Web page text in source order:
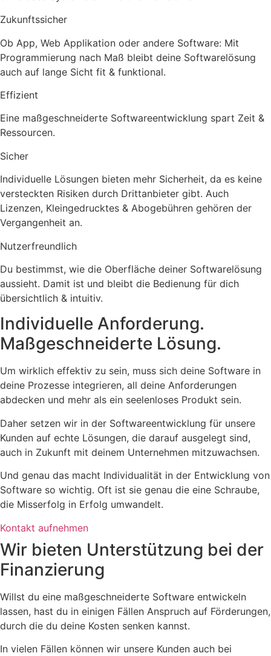
Zukunftssicher
Ob App, Web Applikation oder andere Software: Mit
Programmierung nach Maß bleibt deine Softwarelösung
auch auf lange Sicht fit & funktional.
Effizient
Eine maßgeschneiderte Softwareentwicklung spart Zeit &
Ressourcen.
Sicher
Individuelle Lösungen bieten mehr Sicherheit, da es keine
versteckten Risiken durch Drittanbieter gibt. Auch
Lizenzen, Kleingedrucktes & Abogebühren gehören der
Vergangenheit an.
Nutzerfreundlich
Du bestimmst, wie die Oberfläche deiner Softwarelösung
aussieht. Damit ist und bleibt die Bedienung für dich
übersichtlich & intuitiv.
Individuelle Anforderung.
Maßgeschneiderte Lösung.
Um wirklich effektiv zu sein, muss sich deine Software in
deine Prozesse integrieren, all deine Anforderungen
abdecken und mehr als ein seelenloses Produkt sein.
Daher setzen wir in der Softwareentwicklung für unsere
Kunden auf echte Lösungen, die darauf ausgelegt sind,
auch in Zukunft mit deinem Unternehmen mitzuwachsen.
Und genau das macht Individualität in der Entwicklung von
Software so wichtig. Oft ist sie genau die eine Schraube,
die Misserfolg in Erfolg umwandelt.
Kontakt aufnehmen
Wir bieten Unterstützung bei der
Finanzierung
Willst du eine maßgeschneiderte Software entwickeln
lassen, hast du in einigen Fällen Anspruch auf Förderungen,
durch die du deine Kosten senken kannst.
In vielen Fällen können wir unsere Kunden auch bei